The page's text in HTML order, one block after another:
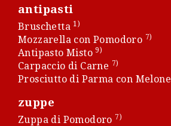
antipasti
Bruschetta 1)
Mozzarella con Pomodoro 7)
Antipasto Misto9)
Carpaccio di Carne 7)
Prosciutto di Parma con Melone
zuppe
Zuppa di Pomodoro 7)